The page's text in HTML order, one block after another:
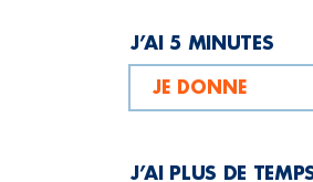
J’AI 5 MINUTES
JE DONNE
J’AI PLUS DE